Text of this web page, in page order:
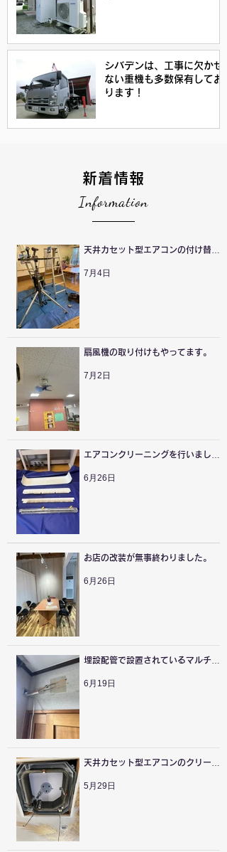
シバデンは、工事に欠かせ
ない重機も多数保有してお
ります！
新着情報
Information
天井カセット型エアコンの付け替え
7月4日
扇風機の取り付けもやってます。
7月2日
エアコンクリーニングを行いまし
6月26日
お店の改装が無事終わりました。
6月26日
埋設配管で設置されているマルチエ
6月19日
天井カセット型エアコンのクリーニ
5月29日